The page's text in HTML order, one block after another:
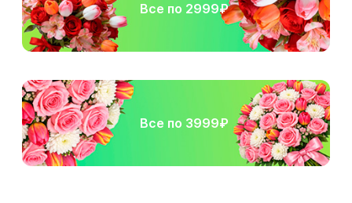
Все по 2999₽
Все по 3999₽